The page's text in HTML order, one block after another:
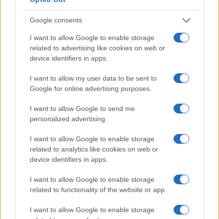
Google consents
I want to allow Google to enable storage
related to advertising like cookies on web or
device identifiers in apps.
I want to allow my user data to be sent to
Google for online advertising purposes.
I want to allow Google to send me
personalized advertising.
I want to allow Google to enable storage
related to analytics like cookies on web or
device identifiers in apps.
I want to allow Google to enable storage
related to functionality of the website or app.
I want to allow Google to enable storage
Fotó: Kultúra.hu
Talán Márai volt előrelátóbb — sok napló valóban a
nyilvánosság elé került, és ha elég nimbusz övezi az írót,
talán még a bevásárlólistái is. Ennek morális boncolgatása
kutatók számára mindez valóságos aranybánya. A Jókai és
című beszélgetésbenSzécsi Noémiés
– és mit mond Jókai a nőkről. A hagyaték apró darabjai —
levelek, naplók, cetlik — egyre közelebb visznek bennünket
nemcsak az írói világhoz, hanem azokhoz a nőkhöz is,